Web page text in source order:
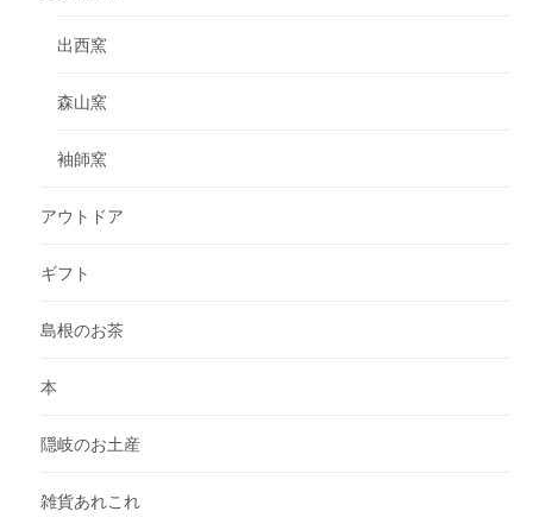
出西窯
森山窯
袖師窯
アウトドア
ギフト
島根のお茶
本
隠岐のお土産
雑貨あれこれ